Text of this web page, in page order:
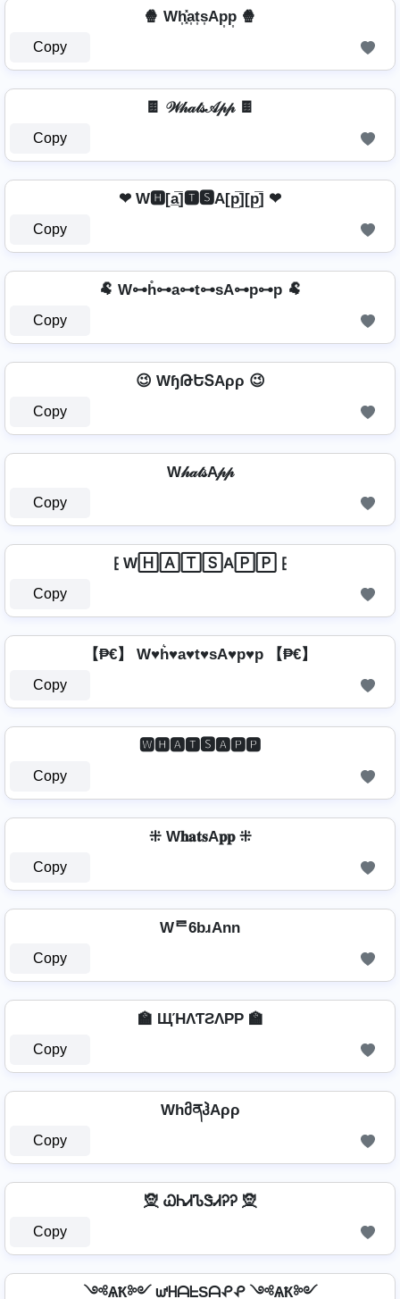
🍿 Wh͎͓̽a͎t͎s͎Ap͎p͎ 🍿
Copy
🍫 𝒲𝒽𝒶𝓉𝓈𝒜𝓅𝓅 🍫
Copy
❤ W🅷[a̲̅]🆃🆂A[p̲̅][p̲̅] ❤
Copy
🐏 W⊶h̊⊶a⊶t⊶sA⊶p⊶p 🐏
Copy
😉 WɧԹԵՏAρρ 😉
Copy
W𝒽𝒶𝓉𝓈A𝓅𝓅
Copy
⁅ W🄷🄰🅃🅂A🄿🄿 ⁅
Copy
【₱€】 W♥h͛♥a♥t♥sA♥p♥p 【₱€】
Copy
🆆🅷🅰🆃🆂🅰🅿🅿
Copy
⁜ W𝐡𝐚𝐭𝐬A𝐩𝐩 ⁜
Copy
Wᄅ6bɹAnn
Copy
🏫 ЩΉΛƬƧΛPP 🏫
Copy
WhმནჰAρρ
Copy
🧝 ᏇᏂᏗᏖᏕᏗᎮᎮ 🧝
Copy
༺ѦҞ༻ ᘺᕼᗩᖶSᗩᕵᕵ ༺ѦҞ༻